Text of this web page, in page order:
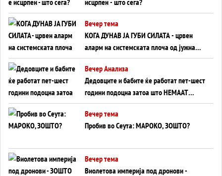
Вечер тема
КОГА ДУНАВ ЈА ГУБИ СИЛАТА - црвен
аларм на системската плоча од јужна
Германија до Црното Море...
Вечер Анализа
Дедовците и бабите ќе работат пет-шест
години подоцна затоа што НЕМААТ
ВНУЦИ ДА ГИ ЗАМЕНАТ
Вечер тема
Пробив во Сеута: МАРОКО, ЗОШТО?
Вечер тема
Виолетова империја под дронови -